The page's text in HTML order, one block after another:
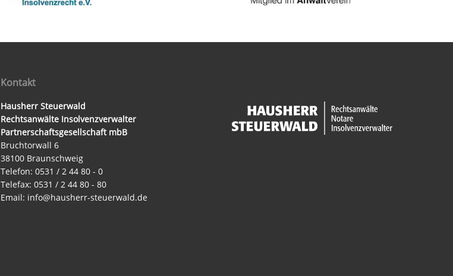
Kontakt
Hausherr Steuerwald
Rechtsanwälte Insolvenzverwalter
Partnerschaftsgesellschaft mbB
Bruchtorwall 6
38100 Braunschweig
Telefon: 0531 / 2 44 80 - 0
Telefax: 0531 / 2 44 80 - 80
Email: info@hausherr-steuerwald.de